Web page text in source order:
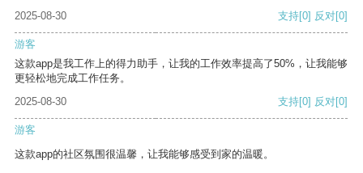
2025-08-30
支持[0] 反对[0]
游客
这款app是我工作上的得力助手，让我的工作效率提高了50%，让我能够
更轻松地完成工作任务。
2025-08-30
支持[0] 反对[0]
游客
这款app的社区氛围很温馨，让我能够感受到家的温暖。